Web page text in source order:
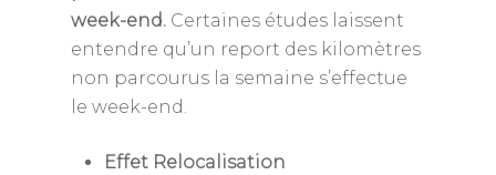
week-end. Certaines études laissent
entendre qu’un report des kilomètres
non parcourus la semaine s’effectue
le week-end.
Effet Relocalisation